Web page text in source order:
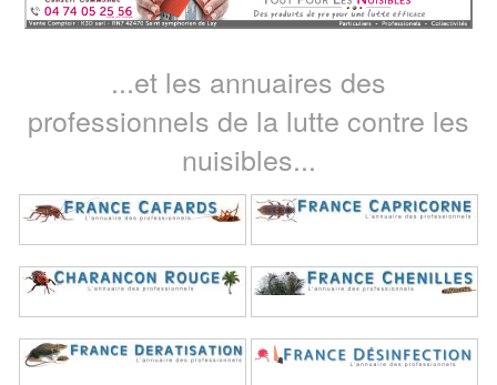
...et les annuaires des
professionnels de la lutte contre les
nuisibles...